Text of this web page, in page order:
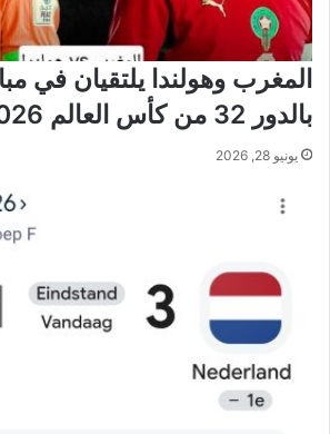
المغرب وهولندا يلتقيان في
بالدور 32 من كأس العالم 2026
يونيو 28, 2026